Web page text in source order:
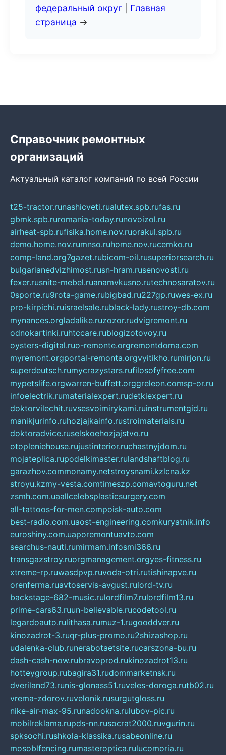
федеральный округ
Главная
страница →
Справочник ремонтных
организаций
Актуальный каталог компаний по всей России
t25-tractor.runashicveti.rualutex.spb.rufas.ru
gbmk.spb.ruromania-today.runovoizol.ru
airheat-spb.rufisika.home.nov.ruorakul.spb.ru
demo.home.nov.rumnso.ruhome.nov.rucemko.ru
comp-land.org7gazet.rubicom-oil.rusuperiorsearch.ru
bulgarianedvizhimost.rusn-hram.rusenovosti.ru
fexer.rusnite-mebel.ruanamvkusno.rutechnosaratov.ru
0sporte.ru9rota-game.rubigbad.ru227gp.ruwes-ex.ru
pro-kirpichi.ruisraelsale.rublack-lady.rustroy-db.com
mynances.orgladalike.ruzozor.rudvigremont.ru
odnokartinki.ruhtccare.rublogizotovoy.ru
oysters-digital.ruo-remonte.orgremontdoma.com
myremont.orgportal-remonta.orgvyitikho.rumirjon.ru
superdeutsch.rumycrazystars.rufilosofyfree.com
mypetslife.orgwarren-buffett.orggreleon.comsp-or.ru
infoelectrik.rumaterialexpert.rudetkiexpert.ru
doktorvilechit.ruvsesvoimirykami.ruinstrumentgid.ru
manikjurinfo.ruhozjajkainfo.rustroimaterials.ru
doktoradvice.ruselskoehozjajstvo.ru
otopleniehouse.rujustinterior.ruchastnyjdom.ru
mojateplica.rupodelkimaster.rulandshaftblog.ru
garazhov.commonamy.netstroysnami.kzlcna.kz
stroyu.kzmy-vesta.comtimeszp.comavtoguru.net
zsmh.com.uaallcelebsplasticsurgery.com
all-tattoos-for-men.compoisk-auto.com
best-radio.com.uaost-engineering.comkuryatnik.info
euroshiny.com.uaporemontuavto.com
searchus-nauti.rumirmam.infosmi366.ru
transgazstroy.ruorgmanagement.orgyes-fitness.ru
xtreme-rp.ruwasdpvp.ruvoda-otri.rutishinapve.ru
orenferma.ruavtoservis-avgust.rulord-tv.ru
backstage-682-music.rulordfilm7.rulordfilm13.ru
prime-cars63.ruun-believable.rucodetool.ru
legardoauto.rulithasa.rumuz-1.rugooddver.ru
kinozadrot-3.ruqr-plus-promo.ru2shizashop.ru
udalenka-club.runerabotaetsite.rucarszona-bu.ru
dash-cash-now.rubravoprod.rukinozadrot13.ru
hotteygroup.rubagira31.rudommarketnsk.ru
dveriland73.runis-glonass51.ruveles-doroga.rutb02.ru
vrema-zdorov.ruvelonik.rusurgutgloss.ru
nike-air-max-95.runadookna.rulubov-pic.ru
mobilreklama.rupds-nn.rusocrat2000.ruvgurin.ru
spksochi.rushkola-klassika.rusabeonline.ru
mosoblfencing.rumasteroptica.rulucomoria.ru